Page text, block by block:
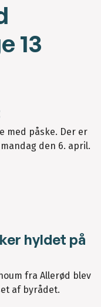
13
med påske. Der er
den 6. april.
hyldet på
fra Allerød blev
af byrådet.